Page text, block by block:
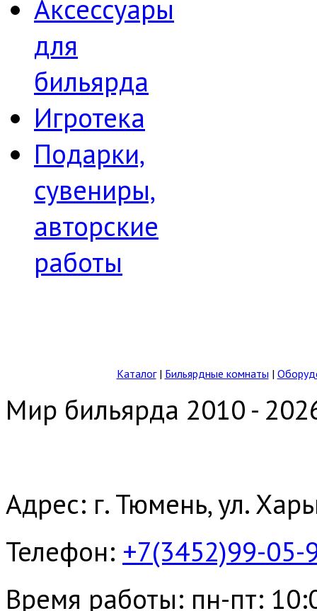
Аксессуары
для
бильярда
Игротека
Подарки,
сувениры,
авторские
работы
Каталог| Бильярдные комнаты |
Мир бильярда 2010 -
Адрес: г. Тюмень, ул.
Телефон: +7(3452)99-05-
Время работы: пн-пт: